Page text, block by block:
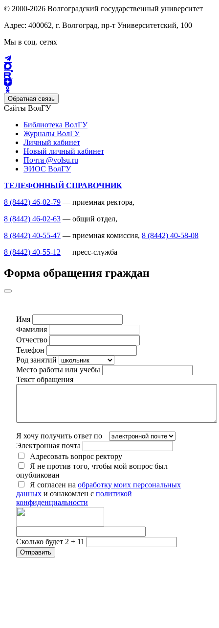
© 2000-2026 Волгоградский государственный университет
Адрес: 400062, г. Волгоград, пр-т Университетский, 100
Мы в соц. сетях
Обратная связь
Сайты ВолГУ
Библиотека ВолГУ
Журналы ВолГУ
Личный кабинет
Новый личный кабинет
Почта @volsu.ru
ЭИОС ВолГУ
ТЕЛЕФОННЫЙ СПРАВОЧНИК
8 (8442) 46-02-79 — приемная ректора,
8 (8442) 46-02-63 — общий отдел,
8 (8442) 40-55-47 — приемная комиссия, 8 (8442) 40-58-08
8 (8442) 40-55-12 — пресс-служба
Форма обращения граждан
Имя
Фамилия
Отчество
Телефон
Род занятий
Место работы или учебы
Текст обращения
Я хочу получить ответ по
Электронная почта
Адресовать вопрос ректору
Я не против того, чтобы мой вопрос был
опубликован
Я согласен на обработку моих персональных
данных и ознакомлен с политикой
конфиденциальности
Сколько будет 2 + 11